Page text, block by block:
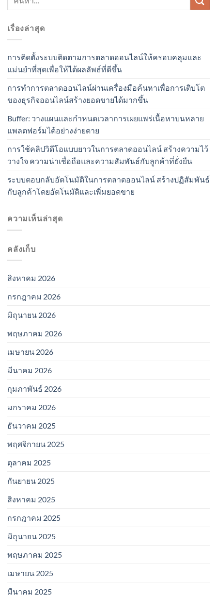
เรื่องล่าสุด
การติดตั้งระบบติดตามการตลาดออนไลน์ให้ครอบคลุมและ
แม่นยำที่สุดเพื่อให้ได้ผลลัพธ์ที่ดีขึ้น
การทำการตลาดออนไลน์ผ่านเครื่องมือค้นหาเพื่อการเติบโต
ของธุรกิจออนไลน์สร้างยอดขายได้มากขึ้น
Buffer: วางแผนและกำหนดเวลาการเผยแพร่เนื้อหาบนหลาย
แพลตฟอร์มได้อย่างง่ายดาย
การใช้คลิปวิดีโอแบบยาวในการตลาดออนไลน์ สร้างความไว้
วางใจ ความน่าเชื่อถือและความสัมพันธ์กับลูกค้าที่ยั่งยืน
ระบบตอบกลับอัตโนมัติในการตลาดออนไลน์ สร้างปฏิสัมพันธ์
กับลูกค้าโดยอัตโนมัติและเพิ่มยอดขาย
ความเห็นล่าสุด
คลังเก็บ
สิงหาคม 2026
กรกฎาคม 2026
มิถุนายน 2026
พฤษภาคม 2026
เมษายน 2026
มีนาคม 2026
กุมภาพันธ์ 2026
มกราคม 2026
ธันวาคม 2025
พฤศจิกายน 2025
ตุลาคม 2025
กันยายน 2025
สิงหาคม 2025
กรกฎาคม 2025
มิถุนายน 2025
พฤษภาคม 2025
เมษายน 2025
มีนาคม 2025